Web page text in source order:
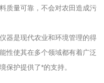
质量可靠，不会对农田造成污
器是现代农业和环境管理的得
性使其在多个领域都有着广泛
保护提供了*的支持。